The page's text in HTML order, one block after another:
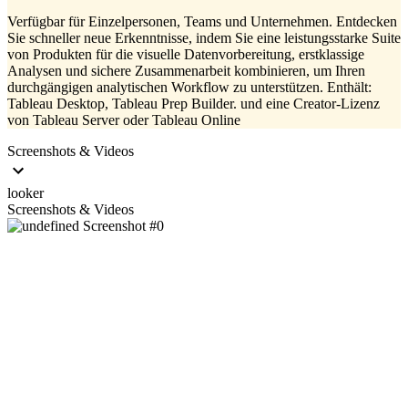
Verfügbar für Einzelpersonen, Teams und Unternehmen. Entdecken
Sie schneller neue Erkenntnisse, indem Sie eine leistungsstarke Suite
von Produkten für die visuelle Datenvorbereitung, erstklassige
Analysen und sichere Zusammenarbeit kombinieren, um Ihren
durchgängigen analytischen Workflow zu unterstützen. Enthält:
Tableau Desktop, Tableau Prep Builder. und eine Creator-Lizenz
von Tableau Server oder Tableau Online
Screenshots & Videos
looker
Screenshots & Videos